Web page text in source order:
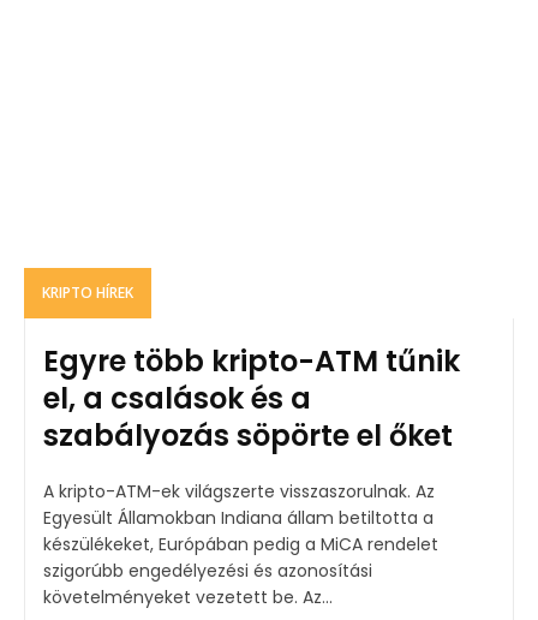
KRIPTO HÍREK
Egyre több kripto-ATM tűnik
el, a csalások és a
szabályozás söpörte el őket
A kripto-ATM-ek világszerte visszaszorulnak. Az
Egyesült Államokban Indiana állam betiltotta a
készülékeket, Európában pedig a MiCA rendelet
szigorúbb engedélyezési és azonosítási
követelményeket vezetett be. Az...